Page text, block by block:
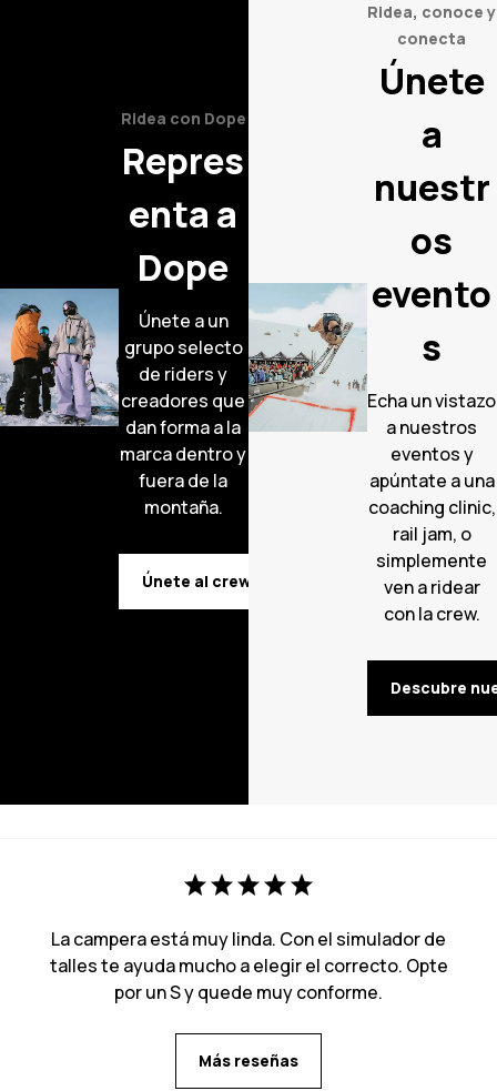
Ridea con Dope
Repres
enta a
Dope
Únete a un
grupo selecto
de riders y
creadores que
dan forma a la
marca dentro y
fuera de la
montaña.
Únete al crew
Ridea, conoce y
conecta
Únete
a
nuestr
os
evento
s
Echa un vistazo
a nuestros
eventos y
apúntate a una
coaching clinic,
rail jam, o
simplemente
ven a ridear
con la crew.
Descubre
La campera está muy linda. Con el simulador de
talles te ayuda mucho a elegir el correcto. Opte
por un S y quede muy conforme.
Más reseñas